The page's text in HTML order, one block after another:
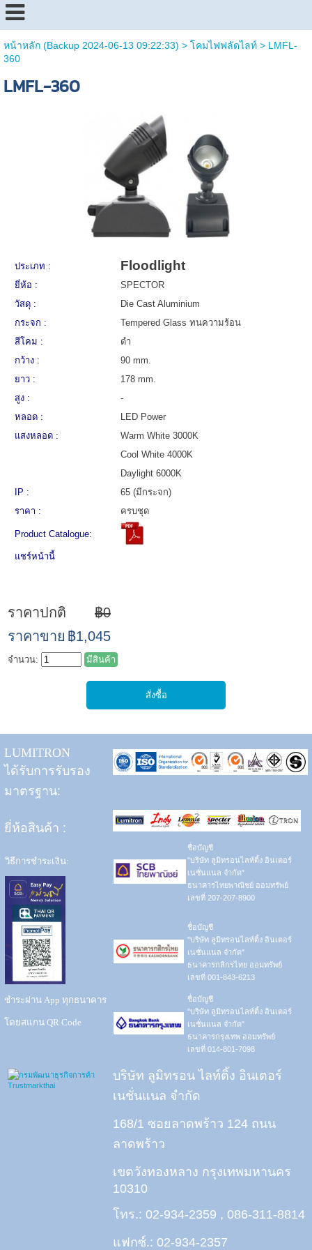
หน้าหลัก (Backup 2024-06-13 09:22:33) > โคมไฟฟลัดไลท์> LMFL-
360
LMFL-360
ประเภท : Floodlight
ยี่ห้อ :
SPECTOR
วัสดุ :
Die Cast Aluminium
กระจก :
Tempered Glass ทนความร้อน
สีโคม :
ดำ
กว้าง :
90 mm.
ยาว :
178 mm.
สูง :
-
หลอด :
LED Power
แสงหลอด :
Warm White 3000K
Cool White 4000K
Daylight 6000K
IP :
65 (มีกระจก)
ราคา :
ครบชุด
Product Catalogue:
แชร์หน้านี้
ราคาปกติ
฿0
ราคาขาย ฿1,045
จำนวน: มีสินค้า
LUMITRON
ได้รับการรับรอง
มาตรฐาน:
ยี่ห้อสินค้า :
วิธีการชำระเงิน:
ชำระผ่าน App ทุกธนาคาร
โดยสแกน QR Code
ชื่อบัญชี
"บริษัท ลูมิทรอนไลท์ติ้ง อินเตอร์
เนชั่นแนล จำกัด"
ธนาคารไทยพาณิชย์ ออมทรัพย์
เลขที่ 207-207-8900
ชื่อบัญชี
"บริษัท ลูมิทรอนไลท์ติ้ง อินเตอร์
เนชั่นแนล จำกัด"
ธนาคารกสิกรไทย ออมทรัพย์
เลขที่ 001-843-6213
ชื่อบัญชี
"บริษัท ลูมิทรอนไลท์ติ้ง อินเตอร์
เนชั่นแนล จำกัด"
ธนาคารกรุงเทพ ออมทรัพย์
เลขที่ 014-801-7098
บริษัท ลูมิทรอน ไลท์ติ้ง อินเตอร์
เนชั่นแนล จำกัด
168/1 ซอยลาดพร้าว 124 ถนน
ลาดพร้าว
เขตวังทองหลาง กรุงเทพมหานคร
10310
โทร.: 02-934-2359 , 086-311-8814
แฟกซ์.: 02-934-2357